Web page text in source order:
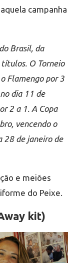
campanha
Brasil, da
O Torneio
Flamengo por 3
dia 11 de
2 a 1. A Copa
vencendo o
28 de janeiro de
e meiões
do Peixe.
kit)